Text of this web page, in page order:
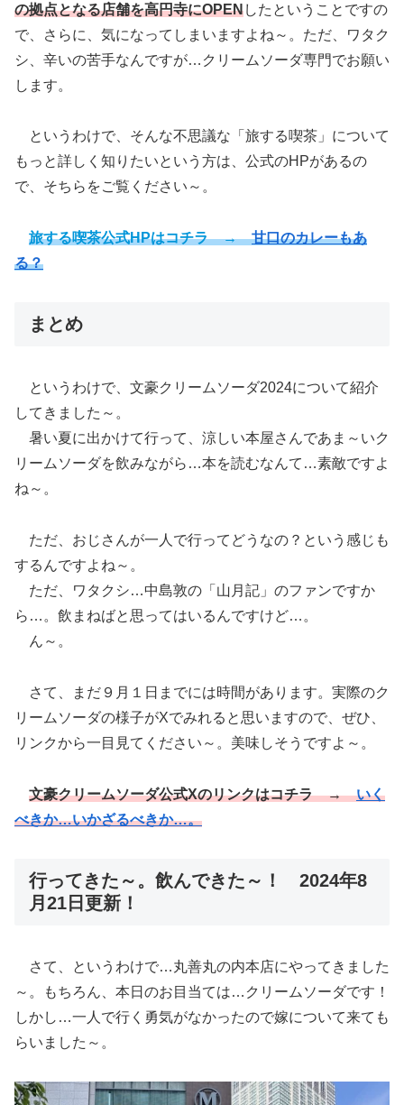
の拠点となる店舗を高円寺にOPENしたということですの
で、さらに、気になってしまいますよね～。ただ、ワタク
シ、辛いの苦手なんですが…クリームソーダ専門でお願い
します。
というわけで、そんな不思議な「旅する喫茶」について
もっと詳しく知りたいという方は、公式のHPがあるの
で、そちらをご覧ください～。
旅する喫茶公式HPはコチラ →甘口のカレーもあ
る？
まとめ
というわけで、文豪クリームソーダ2024について紹介
してきました～。
暑い夏に出かけて行って、涼しい本屋さんであま～いク
リームソーダを飲みながら…本を読むなんて…素敵ですよ
ね～。
ただ、おじさんが一人で行ってどうなの？という感じも
するんですよね～。
ただ、ワタクシ…中島敦の「山月記」のファンですか
ら…。飲まねばと思ってはいるんですけど…。
ん～。
さて、まだ９月１日までには時間があります。実際のク
リームソーダの様子がXでみれると思いますので、ぜひ、
リンクから一目見てください～。美味しそうですよ～。
文豪クリームソーダ公式Xのリンクはコチラ →いく
べきか…いかざるべきか…。
行ってきた～。飲んできた～！ 2024年8
月21日更新！
さて、というわけで…丸善丸の内本店にやってきました
～。もちろん、本日のお目当ては…クリームソーダです！
しかし…一人で行く勇気がなかったので嫁について来ても
らいました～。